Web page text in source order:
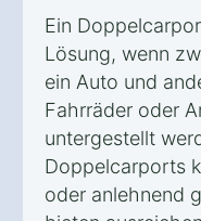
Ein
Lösung, wenn
ein Auto und
Fahrräder oder
untergestellt
Doppelcarports
oder anlehnend